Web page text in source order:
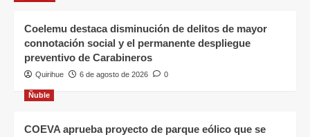
Coelemu destaca disminución de delitos de mayor
connotación social y el permanente despliegue
preventivo de Carabineros
Quirihue 6 de agosto de 2026 0
Ñuble
COEVA aprueba proyecto de parque eólico que se